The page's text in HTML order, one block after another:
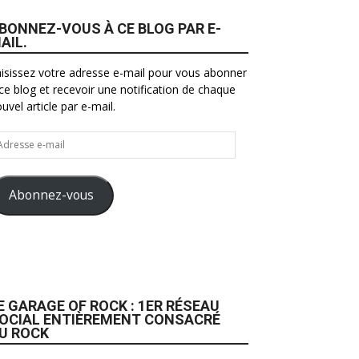
VOUS À CE BLOG PAR E-
votre adresse e-mail pour vous abonner
blog et recevoir une notification de chaque
article par e-mail.
Abonnez-vous
GARAGE OF ROCK : 1ER RÉSEAU
ENTIÈREMENT CONSACRÉ
ROCK